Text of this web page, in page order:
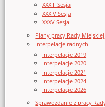
XXXIII Sesja
XXXIV Sesja
XXXV Sesja
Plany pracy Rady Miejskiej
Interpelacje radnych
Interpelacje 2019
Interpelacje 2020
Interpelacje 2021
Interpelacje 2024
Interpelacje 2026
Sprawozdanie z pracy